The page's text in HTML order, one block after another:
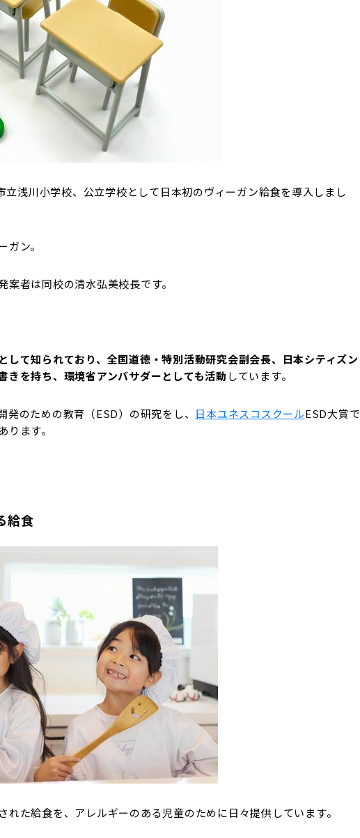
立浅川小学校、公立学校として日本初のヴィーガン給食を導入しまし
ン。
案者は同校の清水弘美校長です。
て知られており、 全国道徳・特別活動研究会副会長、日本シティズン
きを持ち、環境省アンバサダーとしても活動 しています。
発のための教育（ESD）の研究をし、 日本ユネスコスクールESD大賞で
ります。
給食
れた給食を、アレルギーのある児童のために日々提供しています。